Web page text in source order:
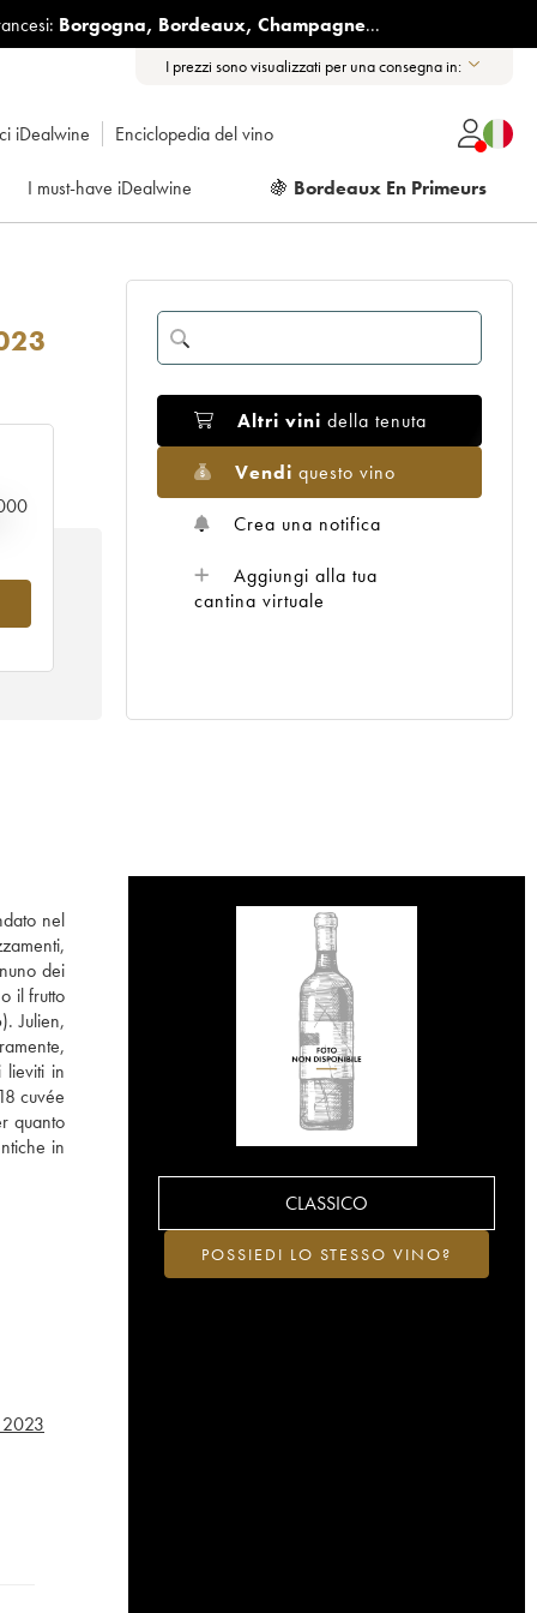
Borgogna, Bordeaux, Champagne...
I prezzi sono visualizzati per una consegna in:
iDealwine Enciclopedia del vino
I must-have iDealwine 🍇 Bordeaux En Primeurs
Altri vini della tenuta
Vendi questo vino
Crea una notifica
Aggiungi alla tua
cantina virtuale
nel
dei
il frutto
Julien,
lieviti in
cuvée
quanto
in
CLASSICO
POSSIEDI LO STESSO VINO?
2023